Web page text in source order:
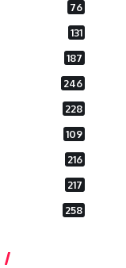
76
131
187
246
228
109
216
217
258